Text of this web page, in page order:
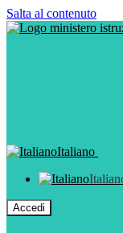
Salta al contenuto
Italiano
Accedi